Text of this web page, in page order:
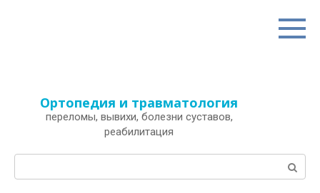
Ортопедия и травматология
переломы, вывихи, болезни суставов,
реабилитация
Поиск: